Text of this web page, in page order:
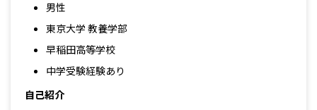
男性
東京大学 教養学部
早稲田高等学校
中学受験経験あり
自己紹介